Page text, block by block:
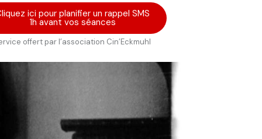
ici pour planifier un rappel SMS
1h avant vos séances
offert par l’association Cin’Eckmuhl